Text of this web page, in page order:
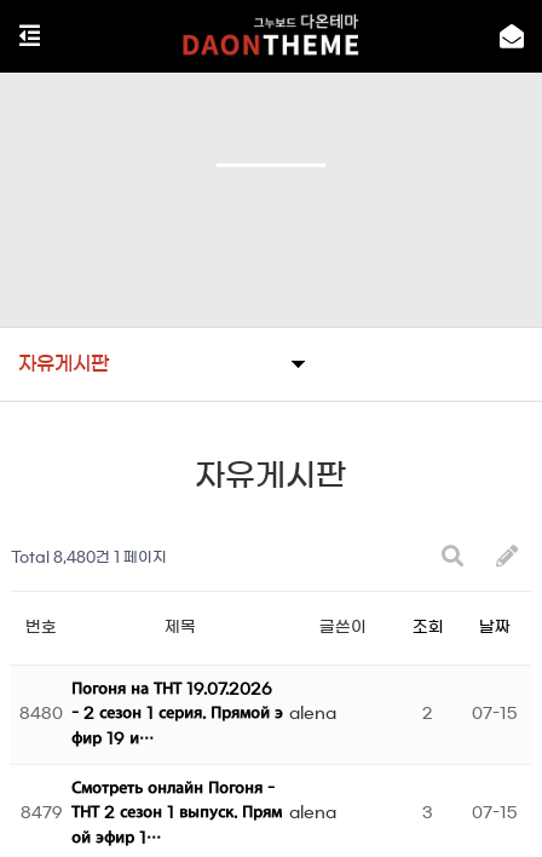
자유게시판
자유게시판
Total 8,480건 1 페이지
번호 제목 글쓴이 조회 날짜
8480
Погоня на ТНТ 19.07.2026
- 2 сезон 1 серия. Прямой э
фир 19 и…
alena 2 07-15
8479
Смотреть онлайн Погоня -
ТНТ 2 сезон 1 выпуск. Прям
ой эфир 1…
alena 3 07-15